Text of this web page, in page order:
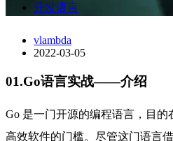
开发语言
vlambda
2022-03-05
01.Go语言实战——介绍
Go 是一门开源的编程语言，目的
高效软件的门槛。尽管这门语言